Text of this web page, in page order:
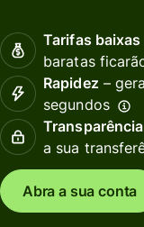
Tarifas baixas
baratas
Rapidez –
segundos
Transparência
a sua
Abra a sua conta